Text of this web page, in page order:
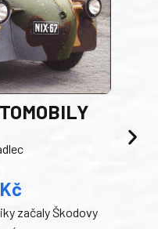
začaly Škodovy